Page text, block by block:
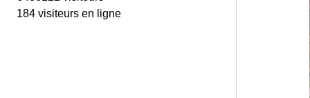
184 visiteurs en ligne